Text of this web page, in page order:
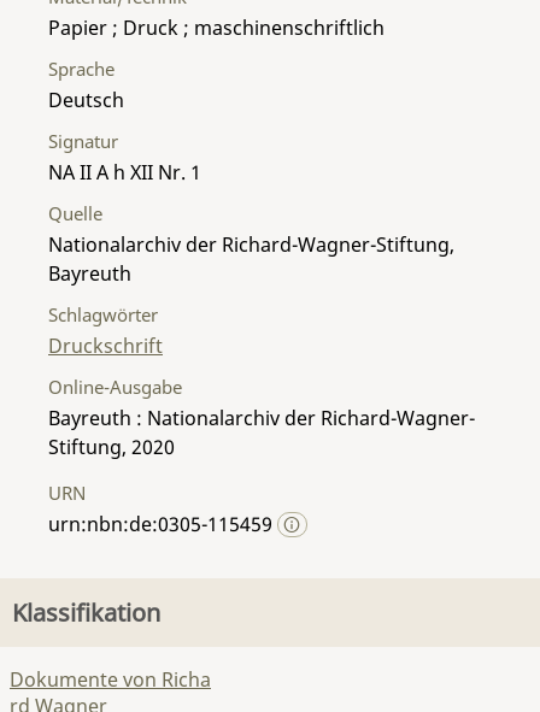
Papier ; Druck ; maschinenschriftlich
Sprache
Deutsch
Signatur
NA II A h XII Nr. 1
Quelle
Nationalarchiv der Richard-Wagner-Stiftung,
Bayreuth
Schlagwörter
Druckschrift
Online-Ausgabe
Bayreuth : Nationalarchiv der Richard-Wagner-
Stiftung, 2020
URN
urn:nbn:de:0305-115459
Klassifikation
Dokumente von Richa
rd Wagner